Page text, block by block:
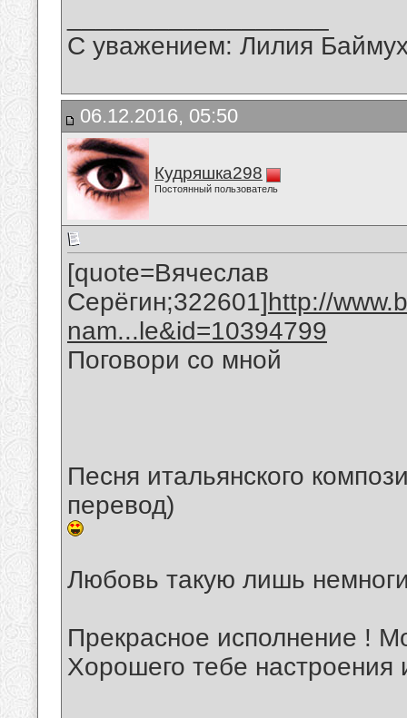
С уважением: Лилия
06.12.2016, 05:50
Кудряшка298
Постоянный пользователь
[quote=Вячеслав
Серёгин;322601]http://
nam...le&id=10394799
Поговори со мной
Песня итальянского
перевод)
Любовь такую лишь
Прекрасное исполнение !
Хорошего тебе настроения